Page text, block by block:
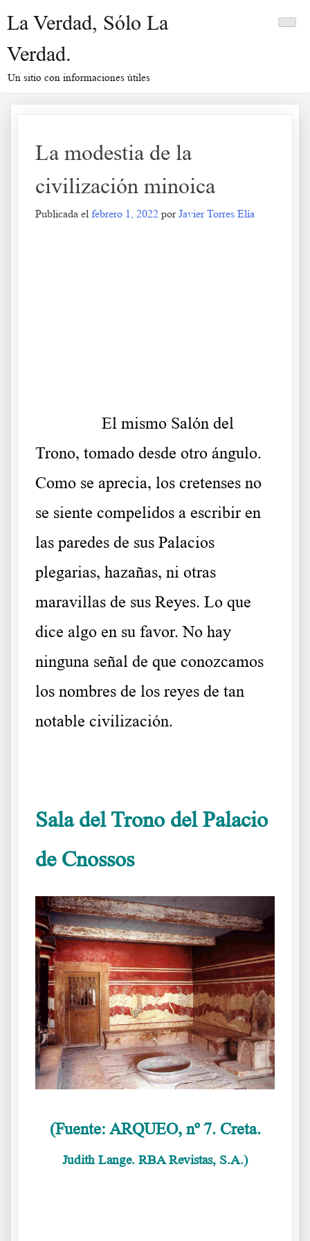
La Verdad, Sólo La
Verdad.
Un sitio con informaciones útiles
La modestia de la
civilización minoica
Publicada el febrero 1, 2022 porJavier Torres Elía
El mismo Salón del
Trono, tomado desde otro ángulo.
Como se aprecia, los cretenses no
se siente compelidos a escribir en
las paredes de sus Palacios
plegarias, hazañas, ni otras
maravillas de sus Reyes. Lo que
dice algo en su favor. No hay
ninguna señal de que conozcamos
los nombres de los reyes de tan
notable civilización.
Sala del Trono del Palacio
de Cnossos
(Fuente: ARQUEO, nº 7. Creta.
Judith Lange. RBA Revistas, S.A.)